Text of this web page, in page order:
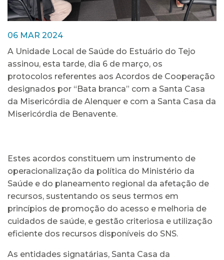
06 MAR 2024
A Unidade Local de Saúde do Estuário do Tejo
assinou, esta tarde, dia 6 de março, os
protocolos referentes aos Acordos de Cooperação
designados por “Bata branca” com a Santa Casa
da Misericórdia de Alenquer e com a Santa Casa da
Misericórdia de Benavente.
Estes acordos constituem um instrumento de
operacionalização da política do Ministério da
Saúde e do planeamento regional da afetação de
recursos, sustentando os seus termos em
princípios de promoção do acesso e melhoria de
cuidados de saúde, e gestão criteriosa e utilização
eficiente dos recursos disponíveis do SNS.
As entidades signatárias, Santa Casa da